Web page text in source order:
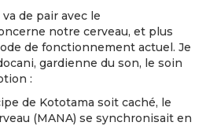
de pair avec le
notre cerveau, et plus
de fonctionnement actuel. Je
gardienne du son, le soin
:
de Kototama soit caché, le
(MANA) se synchronisait en